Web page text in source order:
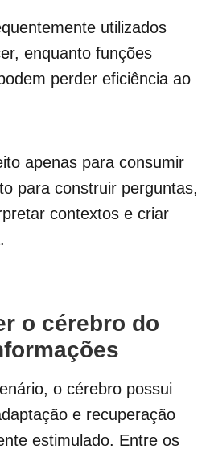
utilizados
enquanto funções
perder eficiência ao
apenas para consumir
para construir perguntas,
contextos e criar
o cérebro do
o cérebro possui
e recuperação
estimulado. Entre os